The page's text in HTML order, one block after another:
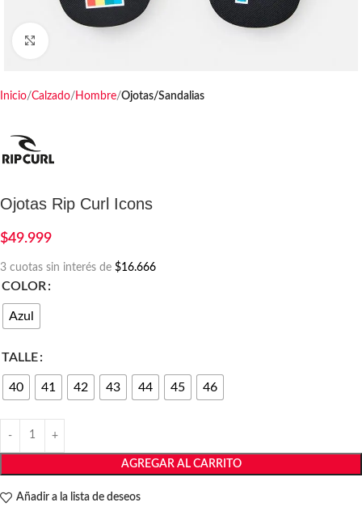
Inicio Calzado Hombre Ojotas/Sandalias
Ojotas Rip Curl Icons
$49.999
3 cuotas sin interés de $16.666
COLOR
Azul
TALLE
40 41 42 43 44 45 46
AGREGAR AL CARRITO
Añadir a la lista de deseos